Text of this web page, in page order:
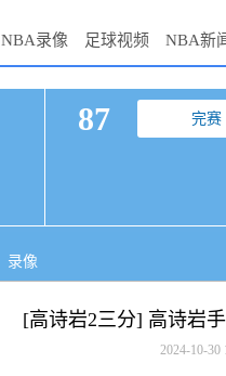
NBA录像 足球视频 NBA新
87 完赛
录像
[高诗岩2三分] 高诗岩
2024-10-30